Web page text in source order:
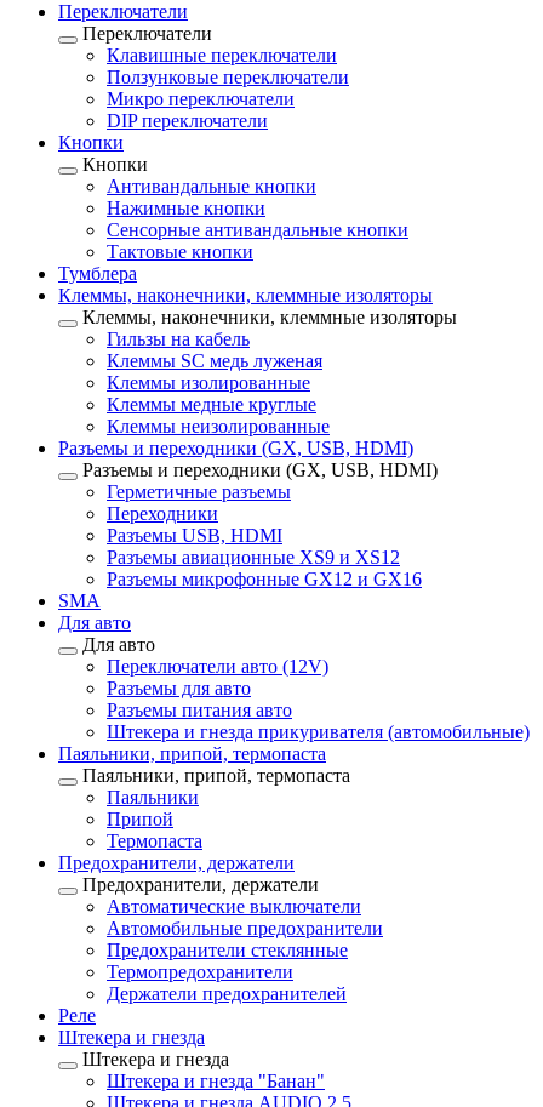
Переключатели
Переключатели
Клавишные переключатели
Ползунковые переключатели
Микро переключатели
DIP переключатели
Кнопки
Кнопки
Антивандальные кнопки
Нажимные кнопки
Сенсорные антивандальные кнопки
Тактовые кнопки
Тумблера
Клеммы, наконечники, клеммные изоляторы
Клеммы, наконечники, клеммные изоляторы
Гильзы на кабель
Клеммы SC медь луженая
Клеммы изолированные
Клеммы медные круглые
Клеммы неизолированные
Разъемы и переходники (GX, USB, HDMI)
Разъемы и переходники (GX, USB, HDMI)
Герметичные разъемы
Переходники
Разъемы USB, HDMI
Разъемы авиационные XS9 и XS12
Разъемы микрофонные GX12 и GX16
SMA
Для авто
Для авто
Переключатели авто (12V)
Разъемы для авто
Разъемы питания авто
Штекера и гнезда прикуривателя (автомобильные)
Паяльники, припой, термопаста
Паяльники, припой, термопаста
Паяльники
Припой
Термопаста
Предохранители, держатели
Предохранители, держатели
Автоматические выключатели
Автомобильные предохранители
Предохранители стеклянные
Термопредохранители
Держатели предохранителей
Реле
Штекера и гнезда
Штекера и гнезда
Штекера и гнезда "Банан"
Штекера и гнезда AUDIO 2,5